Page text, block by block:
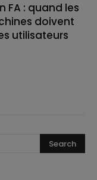
FA : quand les
doivent
utilisateurs